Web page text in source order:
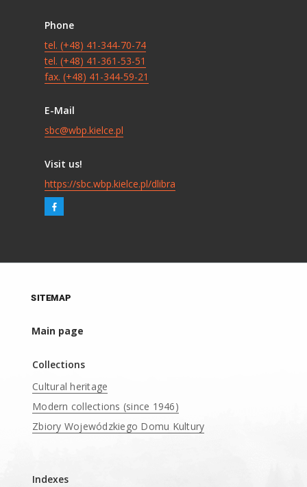
Phone
tel. (+48) 41-344-70-74
tel. (+48) 41-361-53-51
fax. (+48) 41-344-59-21
E-Mail
sbc@wbp.kielce.pl
Visit us!
https://sbc.wbp.kielce.pl/dlibra
SITEMAP
Main page
Collections
Cultural heritage
Modern collections (since 1946)
Zbiory Wojewódzkiego Domu Kultury
Indexes